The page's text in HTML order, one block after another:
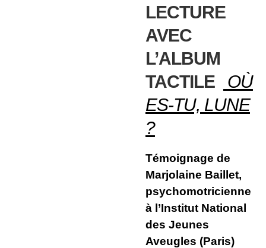
LECTURE
AVEC
L’ALBUM
TACTILE
OÙ
ES-TU, LUNE
?
Témoignage de
Marjolaine Baillet,
psychomotricienne
à l’Institut National
des Jeunes
Aveugles (Paris)